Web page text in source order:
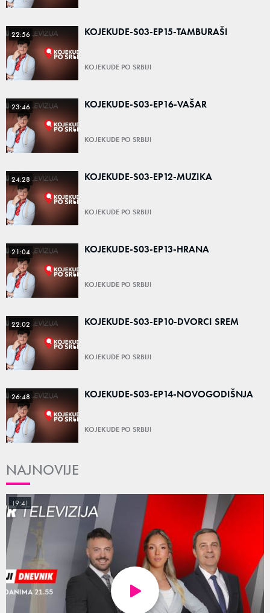
22:56 KOJEKUDE-S03-EP15-TAMBURAŠI
KOJEKUDE PO SRBIJI
23:46 KOJEKUDE-S03-EP16-VAŠAR
KOJEKUDE PO SRBIJI
24:28 KOJEKUDE-S03-EP12-MUZIKA
KOJEKUDE PO SRBIJI
21:04 KOJEKUDE-S03-EP13-HRANA
KOJEKUDE PO SRBIJI
22:02 KOJEKUDE-S03-EP10-DVORCI SREM
KOJEKUDE PO SRBIJI
26:48 KOJEKUDE-S03-EP14-NOVOGODIŠNJA
KOJEKUDE PO SRBIJI
NAJNOVIJE
19:41